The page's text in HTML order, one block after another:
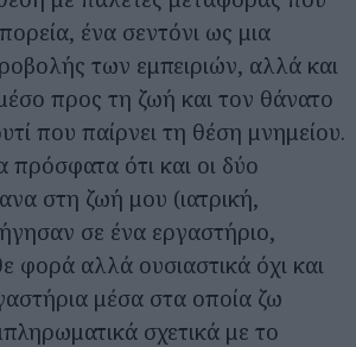
ένα σεντόνι ως μια
των εμπειριών, αλλά και
προς τη ζωή και τον θάνατο
που παίρνει τη θέση μνημείου.
πρόσφατα ότι και οι δύο
στη ζωή μου (ιατρική,
σε ένα εργαστήριο,
φορά αλλά ουσιαστικά όχι και
μέσα στα οποία ζω
σχετικά με το